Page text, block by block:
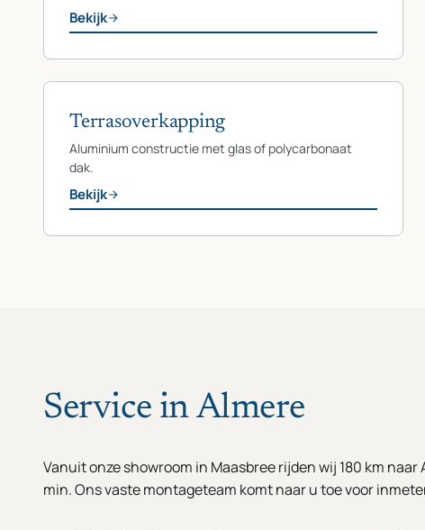
Bekijk
Terrasoverkapping
Aluminium constructie met glas of polycarbonaat
dak.
Bekijk
Service in Almere
Vanuit onze showroom in Maasbree rijden wij 180 km
min. Ons vaste montageteam komt naar u toe voor